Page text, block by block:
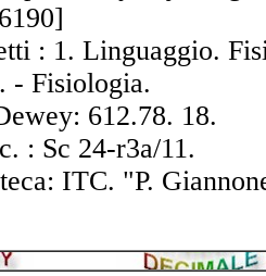
: 1. Linguaggio.
- Fisiologia.
612.78. 18.
: Sc 24-r3a/11.
ITC. "P.